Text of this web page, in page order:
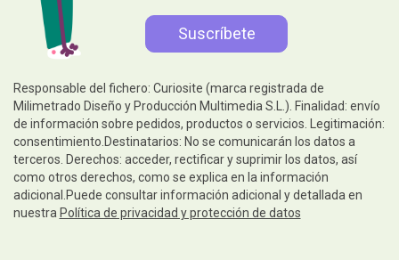
Responsable del fichero: Curiosite (marca registrada de
Milimetrado Diseño y Producción Multimedia S.L.). Finalidad: envío
de información sobre pedidos, productos o servicios. Legitimación:
consentimiento.Destinatarios: No se comunicarán los datos a
terceros. Derechos: acceder, rectificar y suprimir los datos, así
como otros derechos, como se explica en la información
adicional.Puede consultar información adicional y detallada en
nuestra Política de privacidad y protección de datos